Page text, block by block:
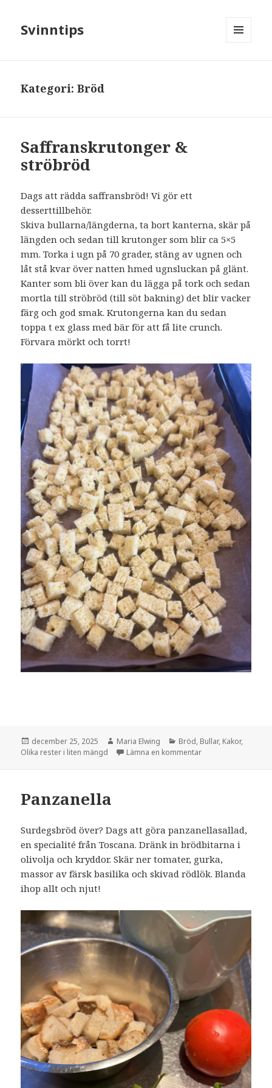
Svinntips
Kategori:Bröd
Saffranskrutonger &
ströbröd
Dags att rädda saffransbröd! Vi gör ett
desserttillbehör.
Skiva bullarna/längderna, ta bort kanterna, skär på
längden och sedan till krutonger som blir ca 5×5
mm. Torka i ugn på 70 grader, stäng av ugnen och
låt stå kvar över natten hmed ugnsluckan på glänt.
Kanter som bli över kan du lägga på tork och sedan
mortla till ströbröd (till söt bakning) det blir vacker
färg och god smak. Krutongerna kan du sedan
toppa t ex glass med bär för att få lite crunch.
Förvara mörkt och torrt!
Postat
december 25, 2025 Författare
Maria Elwing Kategorier
Bröd, Bullar, Kakor,
Olika rester i liten mängd
Lämna en kommentartill
Panzanella
Surdegsbröd över? Dags att göra panzanellasallad,
en specialité från Toscana. Dränk in brödbitarna i
olivolja och kryddor. Skär ner tomater, gurka,
massor av färsk basilika och skivad rödlök. Blanda
ihop allt och njut!